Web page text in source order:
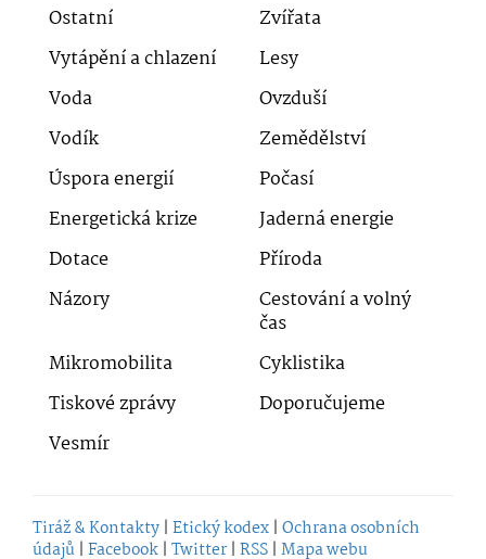
Ostatní
Zvířata
Vytápění a chlazení
Lesy
Voda
Ovzduší
Vodík
Zemědělství
Úspora energií
Počasí
Energetická krize
Jaderná energie
Dotace
Příroda
Názory
Cestování a volný
čas
Mikromobilita
Cyklistika
Tiskové zprávy
Doporučujeme
Vesmír
Tiráž & Kontakty | Etický kodex | Ochrana osobních
údajů | Facebook | Twitter | RSS | Mapa webu